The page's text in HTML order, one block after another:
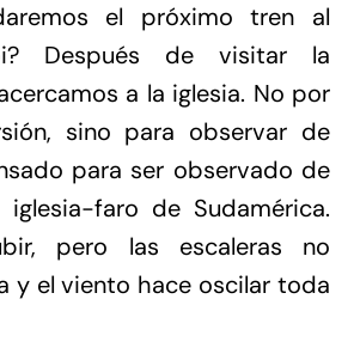
el próximo tren al
Después de visitar la
a la iglesia. No por
sino para observar de
para ser observado de
iglesia-faro de Sudamérica.
pero las escaleras no
y el viento hace oscilar toda